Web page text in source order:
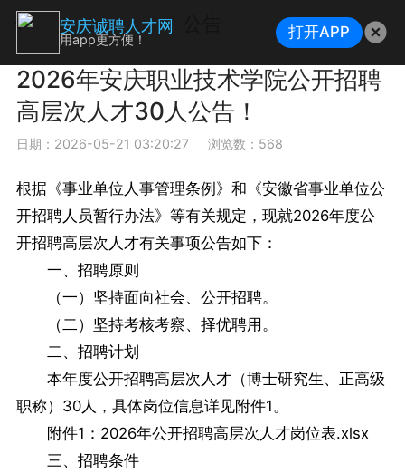
2026年安庆职业技术学院公开招聘
高层次人才30人公告！
日期：2026-05-21 03:20:27浏览数：568
根据《事业单位人事管理条例》和《安徽省事业单位公
开招聘人员暂行办法》等有关规定，现就2026年度公
开招聘高层次人才有关事项公告如下：
一、招聘原则
（一）坚持面向社会、公开招聘。
（二）坚持考核考察、择优聘用。
二、招聘计划
本年度公开招聘高层次人才（博士研究生、正高级
职称）30人，具体岗位信息详见附件1。
附件1：2026年公开招聘高层次人才岗位表.xlsx
三、招聘条件
安庆诚聘人才网
用app更方便！ 打开APP